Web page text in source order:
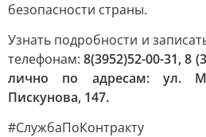
безопасности страны.
Узнать подробности и
телефонам:8(3952)52-00-31, 8
лично по адресам: ул.
Пискунова, 147.
#СлужбаПоКонтракту